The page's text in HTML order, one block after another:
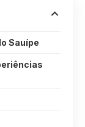
Sauípe